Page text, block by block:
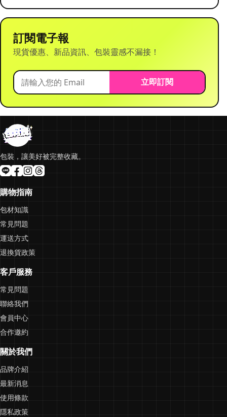
訂閱電子報
現貨優惠、新品資訊、包裝靈感不漏接！
立即訂閱
包裝，讓美好被完整收藏。
購物指南
包材知識
常見問題
運送方式
退換貨政策
客戶服務
常見問題
聯絡我們
會員中心
合作邀約
關於我們
品牌介紹
最新消息
使用條款
隱私政策